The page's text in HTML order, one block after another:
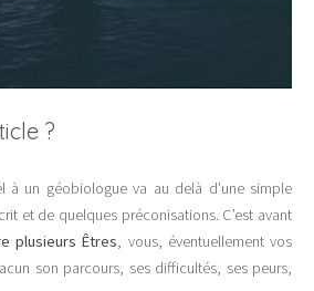
?
un géobiologue va au delà d’une simple
et de quelques préconisations. C’est avant
plusieurs Êtres, vous, éventuellement vos
son parcours, ses difficultés, ses peurs,